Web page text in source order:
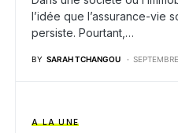
l’idée que l’assurance-vie
persiste. Pourtant,…
BY SARAH TCHANGOU
A LA UNE